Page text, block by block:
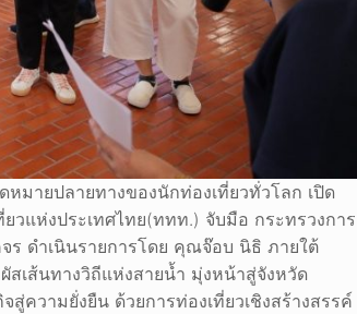
หมายปลายทางของนักท่องเที่ยวทั่วโลก เปิด
แห่งประเทศไทย(ททท.) จับมือ กระทรวงการ
ร ดำเนินรายการโดย คุณจ๊อบ นิธิ ภายใต้
เส้นทางวิถีแห่งสายน้ำ มุ่งหน้าสู่จังหวัด
ความยั่งยืน ด้วยการท่องเที่ยวเชิงสร้างสรรค์